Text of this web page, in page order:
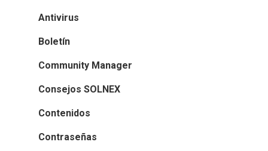
Antivirus
Boletín
Community Manager
Consejos SOLNEX
Contenidos
Contraseñas